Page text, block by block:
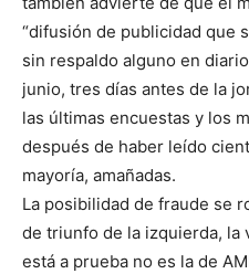
“difusión de publicidad que
sin respaldo alguno en
junio, tres días antes de la
las últimas encuestas y los
después de haber leído
mayoría, amañadas.
La posibilidad de fraude se
de triunfo de la izquierda, la
está a prueba no es la de